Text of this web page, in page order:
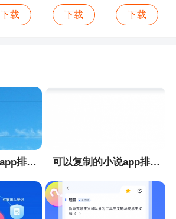
版
下载 下载
辅导
下载
孩子识字的免费app排行榜 可以复制的小说app排行榜